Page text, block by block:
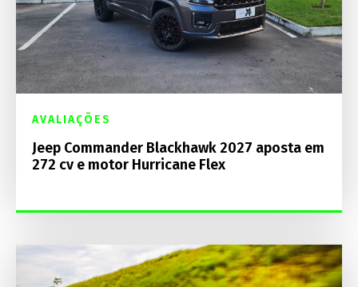
AVALIAÇÕES
Jeep Commander Blackhawk 2027 aposta em
272 cv e motor Hurricane Flex